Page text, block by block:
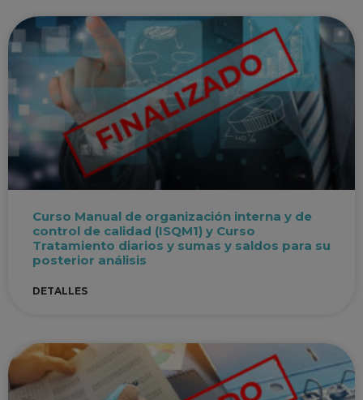
Curso Manual de organización interna y de
control de calidad (ISQM1) y Curso
Tratamiento diarios y sumas y saldos para su
posterior análisis
DETALLES